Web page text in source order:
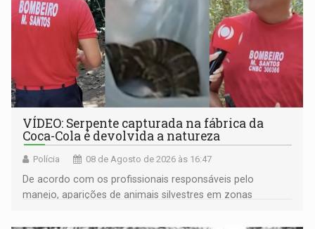
VÍDEO: Serpente capturada na fábrica da
Coca-Cola é devolvida a natureza
Polícia 08 de Agosto de 2026 às 16:47
De acordo com os profissionais responsáveis pelo
manejo, aparições de animais silvestres em zonas